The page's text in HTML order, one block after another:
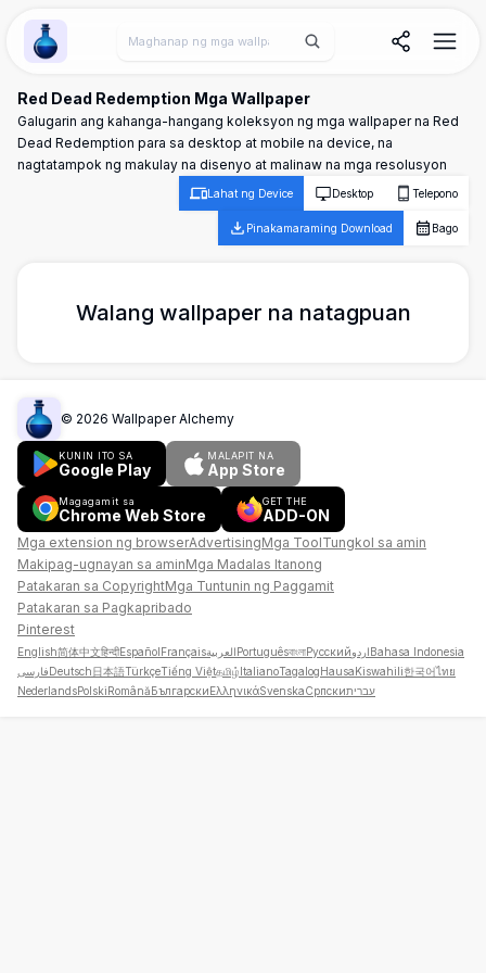
Wallpaper Alchemy
Red Dead Redemption Mga Wallpaper
Galugarin ang kahanga-hangang koleksyon ng mga wallpaper na Red
Dead Redemption para sa desktop at mobile na device, na
nagtatampok ng makulay na disenyo at malinaw na mga resolusyon
Lahat ng Device Desktop Telepono
Pinakamaraming Download Bago
Walang wallpaper na natagpuan
© 2026 Wallpaper Alchemy
KUNIN ITO SA
Google Play
MALAPIT NA
App Store
Magagamit sa
Chrome Web Store
GET THE
ADD-ON
Mga extension ng browserAdvertisingMga ToolTungkol sa amin
Makipag-ugnayan sa aminMga Madalas Itanong
Patakaran sa CopyrightMga Tuntunin ng Paggamit
Patakaran sa Pagkapribado
Pinterest
English简体中文हिन्दीEspañolFrançaisالعربيةPortuguêsবাংলাРусскийاردوBahasa Indonesia
فارسیDeutsch日本語TürkçeTiếng Việtதமிழ்ItalianoTagalogHausaKiswahili한국어ไทย
NederlandsPolskiRomânăБългарскиΕλληνικάSvenskaСрпскиעברית